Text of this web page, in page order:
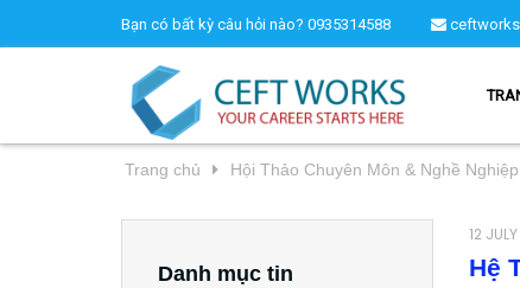
Bạn có bất kỳ câu hỏi nào? 0935314588
Trang chủ Hội Thảo Chuyên Môn & Nghề Nghiệp
12
Hệ
Danh mục tin